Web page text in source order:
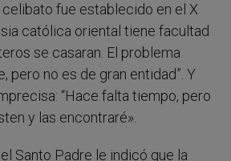
celibato fue establecido en el X
católica oriental tiene facultad
se casaran. El problema
pero no es de gran entidad”. Y
“Hace falta tiempo, pero
y las encontraré».
Santo Padre le indicó que la